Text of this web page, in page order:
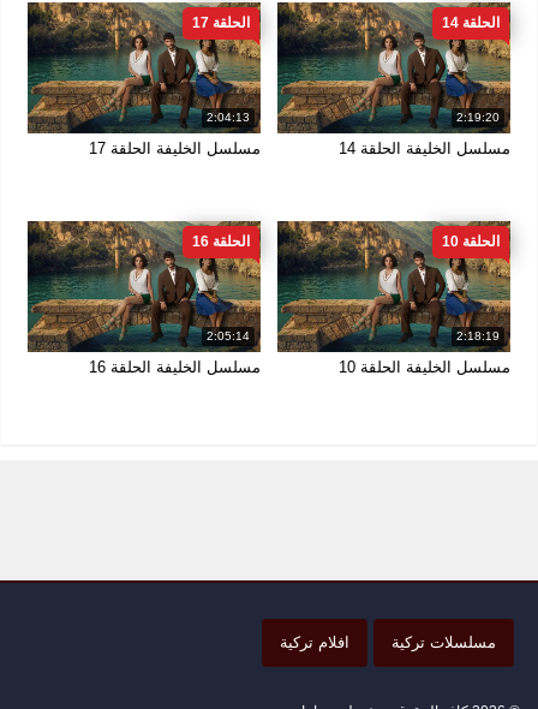
2:19:20
الحلقة 14
مسلسل الخليفة الحلقة 14
2:04:13
الحلقة 17
مسلسل الخليفة الحلقة 17
2:18:19
الحلقة 10
مسلسل الخليفة الحلقة 10
2:05:14
الحلقة 16
مسلسل الخليفة الحلقة 16
مسلسلات تركية افلام تركية